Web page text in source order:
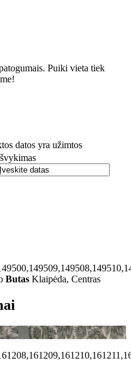
Puiki vieta tiek
datos yra užimtos
Butas Klaipėda, Centras